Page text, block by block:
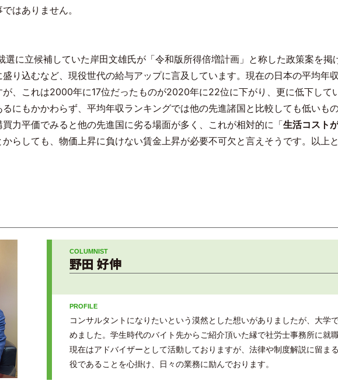
はありません。
選に立候補していた岸田文雄氏が「令和版所得倍増計画」と称した政策案を
盛り込むなど、現役世代の給与アップに言及しています。現在の日本の平均年収
、これは2000年に17位だったものが2020年に22位に下がり、更に低下して
にもかかわらず、平均年収ランキングでは他の先進諸国と比較しても低いも
力平価でみると他の先進国に劣る場面が多く、これが相対的に「生活コスト
らしても、物価上昇に負けない賃金上昇が必要不可欠と言えそうです。以上と
野田 好伸
コンサルタントになりたいという漠然とした想いがありましたが、大
めました。学生時代のバイト先からご紹介頂いた縁で社労士事務所に就
現在はアドバイザーとして活動しておりますが、法律や制度解説に留ま
役であることを心掛け、日々の業務に励んでおります。